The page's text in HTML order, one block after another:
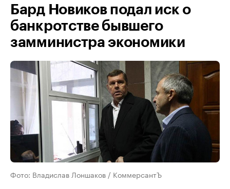
Бард Новиков подал иск о
банкротстве бывшего
замминистра экономики
Фото: Владислав Лоншаков / КоммерсантЪ